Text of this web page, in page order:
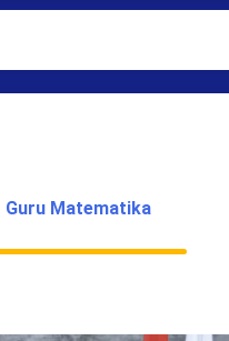
Guru Matematika